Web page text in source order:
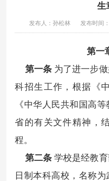
生
发布人：孙松林 发布时间
第一
第一条 为了进一步
科招生工作，根据《
《中华人民共和国高
省的有关文件精神，
程。
第二条学校是经教
日制本科高校，名称